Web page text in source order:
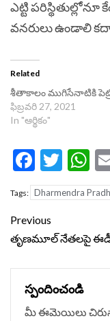
ఎట్టి ప‌రిస్థితుల్లోనూ
వ‌న‌రులు ఉండాలి
Related
శీతాకాలం ముగిసేనాటికి
ఫిబ్రవరి 27, 2021
In "ఆర్థికం"
Tags: Dharmendra
Continue
Reading
Previous
తృణమూల్ నేతలపై
స్పందించండి
మీ ఈమెయిలు